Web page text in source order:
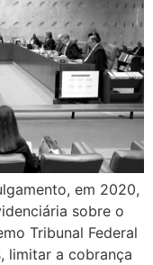
em 2020,
sobre o
Tribunal Federal
limitar a cobrança